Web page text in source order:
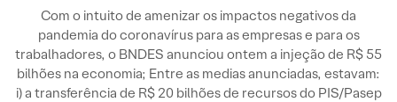
Com o intuito de amenizar os impactos negativos da
pandemia do coronavírus para as empresas e para os
trabalhadores, o BNDES anunciou ontem a injeção de R$ 55
bilhões na economia; Entre as medias anunciadas, estavam:
i) a transferência de R$ 20 bilhões de recursos do PIS/Pasep